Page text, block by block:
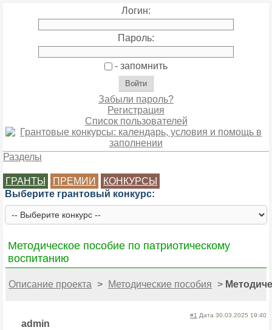
Логин:
Пароль:
- запомнить
Забыли пароль?
Регистрация
Список пользователей
Разделы
ГРАНТЫ ПРЕМИИ
КОНКУРСЫ
Выберите грантовый конкурс:
Методическое пособие по патриотическому
воспитанию
Описание проекта > Методические пособия >
#1 Дата 30.03.2025 19:40
admin